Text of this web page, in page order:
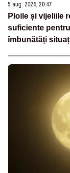
5 aug. 2026, 20:47
Ploile și vijeliile
suficiente
îmbunătăți